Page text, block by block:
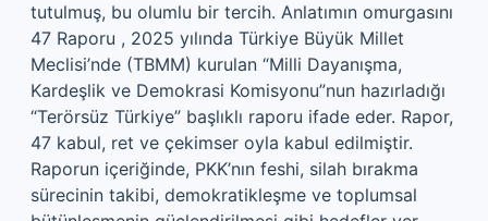
tutulmuş, bu olumlu bir tercih. Anlatımın omurgasını
47 Raporu , 2025 yılında Türkiye Büyük Millet
Meclisi’nde (TBMM) kurulan “Milli Dayanışma,
Kardeşlik ve Demokrasi Komisyonu”nun hazırladığı
“Terörsüz Türkiye” başlıklı raporu ifade eder. Rapor,
47 kabul, ret ve çekimser oyla kabul edilmiştir.
Raporun içeriğinde, PKK’nın feshi, silah bırakma
sürecinin takibi, demokratikleşme ve toplumsal